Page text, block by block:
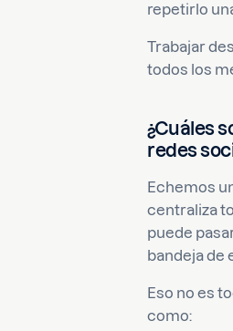
repetirlo
Trabajar
todos los
¿Cuáles
redes
Echemos
centraliza
puede
bandeja de
Eso no es
como: